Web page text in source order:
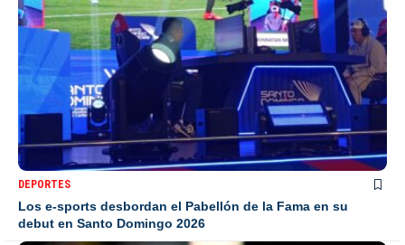
DEPORTES
Los e-sports desbordan el Pabellón de la Fama en su
debut en Santo Domingo 2026